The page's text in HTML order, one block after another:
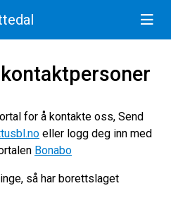
for å kontakte oss, Send
eller logg deg inn med
Bonabo
så har borettslaget